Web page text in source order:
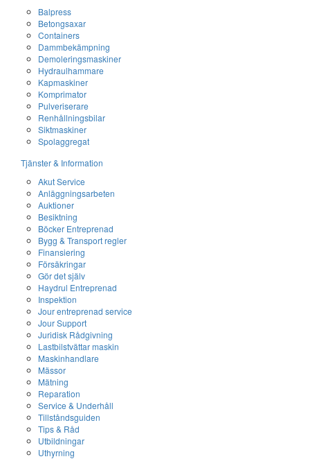
Balpress
Betongsaxar
Containers
Dammbekämpning
Demoleringsmaskiner
Hydraulhammare
Kapmaskiner
Komprimator
Pulveriserare
Renhållningsbilar
Siktmaskiner
Spolaggregat
Tjänster & Information
Akut Service
Anläggningsarbeten
Auktioner
Besiktning
Böcker Entreprenad
Bygg & Transport regler
Finansiering
Försäkringar
Gör det själv
Haydrul Entreprenad
Inspektion
Jour entreprenad service
Jour Support
Juridisk Rådgivning
Lastbilstvättar maskin
Maskinhandlare
Mässor
Mätning
Reparation
Service & Underhåll
Tillståndsguiden
Tips & Råd
Utbildningar
Uthyrning